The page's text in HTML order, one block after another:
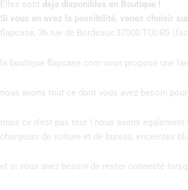
Elles sont déja disponibles en Boutique !
Si vous en avez la possibilité, venez choisir
flapcase, 36 rue de Bordeaux 37000 TOURS
la boutique flapcase.com vous propose une
nous avons tout ce dont vous avez besoin
mais ce n’est pas tout ! nous avons
chargeurs de voiture et de bureau, enceintes
et si vous avez besoin de rester connecté